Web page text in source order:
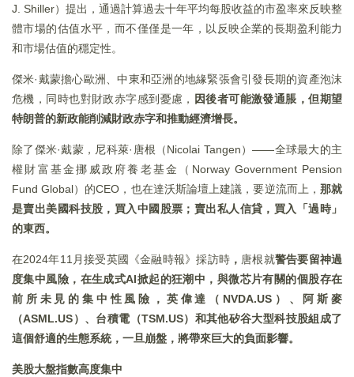
J. Shiller）提出，通過計算過去十年平均每股收益的市盈率來反映整
體市場的估值水平，而不僅僅是一年，以反映企業的長期盈利能力
和市場估值的穩定性。
傑米·戴蒙擔心歐洲、中東和亞洲的地緣緊張會引發長期的資產泡沫
危機，同時也對財政赤字感到憂慮， 因後者可能激發通脹，但期望
特朗普的新政能削減財政赤字和推動經濟增長。
除了傑米·戴蒙，尼科萊·唐根（Nicolai Tangen）——全球最大的主
權財富基金挪威政府養老基金（Norway Government Pension
Fund Global）的CEO，也在達沃斯論壇上建議，要逆流而上， 那就
是賣出美國科技股，買入中國股票；賣出私人信貸，買入「過時」
的東西。
在2024年11月接受英國《金融時報》採訪時 ， 唐根就警告要留神過
度集中風險，在生成式AI掀起的狂潮中，與微芯片有關的個股存在
前所未見的集中性風險，英偉達（NVDA.US）、阿斯麥
（ASML.US）、台積電（TSM.US）和其他矽谷大型科技股組成了
這個舒適的生態系統，一旦崩盤，將帶來巨大的負面影響。
美股大盤指數高度集中